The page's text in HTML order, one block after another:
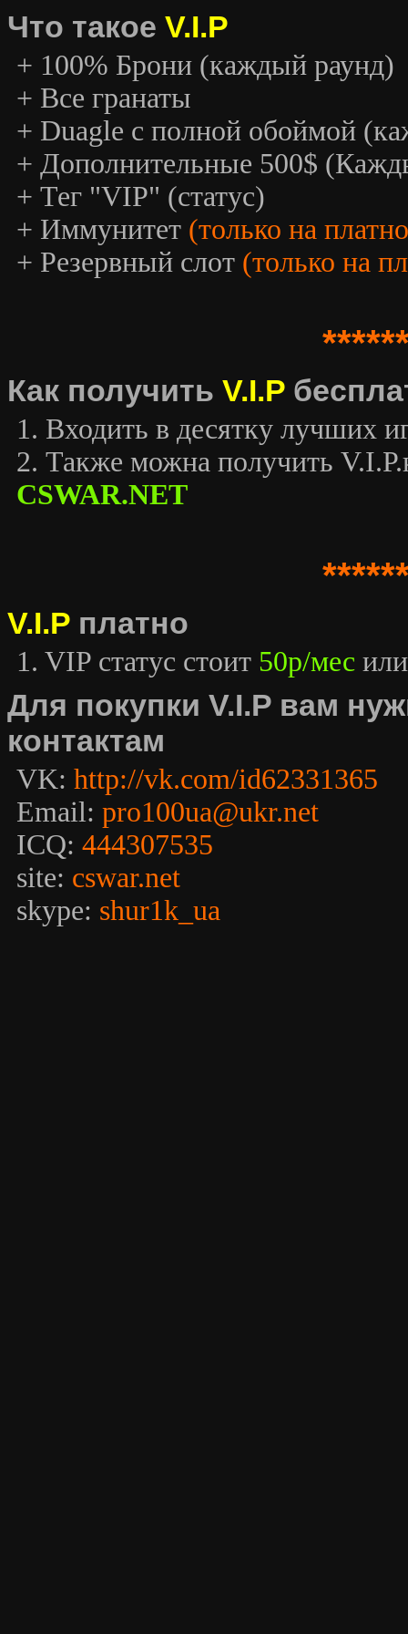
Что такое V.I.P
+ 100% Брони (каждый раунд)
+ Все гранаты
+ Duagle с полной обоймой
+ Дополнительные 500$
+ Тег "VIP" (статус)
+ Иммунитет (только на
+ Резервный слот (только на
Как получить V.I.P
1. Входить в десятку лучших
2. Также можна получить
CSWAR.NET
V.I.P платно
1. VIP статус стоит 50р/мес
Для покупки V.I.P вам
контактам
VK: http://vk.com/id62331365
Email: pro100ua@ukr.net
ICQ: 444307535
site: cswar.net
skype: shur1k_ua